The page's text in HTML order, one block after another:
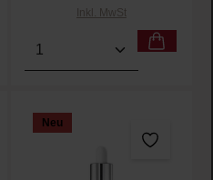
gewünschten Wert ein
Inkl. MwSt
Produkt Anzahl: Gib
Neu